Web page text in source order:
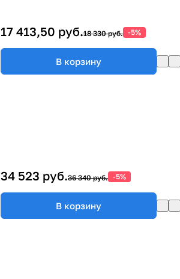
17 413,50 руб.18 330 руб. -5%
В корзину
34 523 руб.36 340 руб. -5%
В корзину